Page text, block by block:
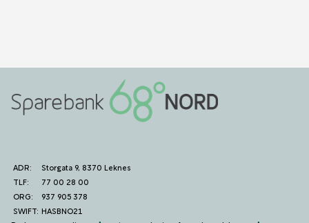
ADR:
Storgata 9, 8370 Leknes
TLF:
77 00 28 00
ORG:
937 905 378
SWIFT: HASBNO21